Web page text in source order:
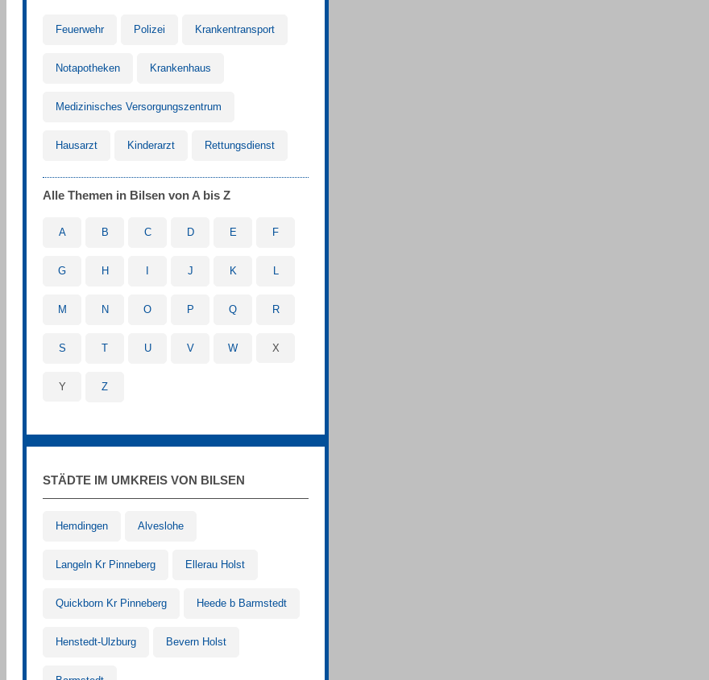
Feuerwehr Polizei Krankentransport
Notapotheken Krankenhaus
Medizinisches Versorgungszentrum
Hausarzt Kinderarzt Rettungsdienst
Alle Themen in Bilsen von A bis Z
A B C D E F
G H J K L
M N O P Q R
S T U V W X
Y Z
STÄDTE IM UMKREIS VON BILSEN
Hemdingen Alveslohe
Langeln Kr Pinneberg Ellerau Holst
Quickborn Kr Pinneberg Heede b Barmstedt
Henstedt-Ulzburg Bevern Holst